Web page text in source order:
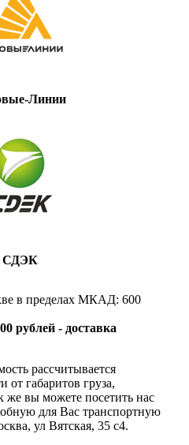
Линии
СДЭК
в пределах МКАД: 600
рублей - доставка
рассчитывается
от габаритов груза,
же вы можете посетить нас
для Вас транспортную
ул Вятская, 35 c4.